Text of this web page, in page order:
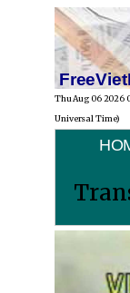
Thu Aug 06 2026
Universal Time)